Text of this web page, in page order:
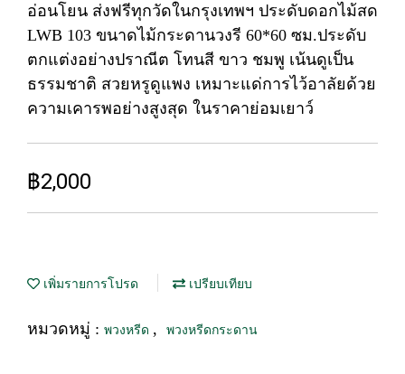
อ่อนโยน ส่งฟรีทุกวัดในกรุงเทพฯ ประดับดอกไม้สด
LWB 103 ขนาดไม้กระดานวงรี 60*60 ซม.ประดับ
ตกแต่งอย่างปราณีต โทนสี ขาว ชมพู เน้นดูเป็น
ธรรมชาติ สวยหรูดูแพง เหมาะแด่การไว้อาลัยด้วย
ความเคารพอย่างสูงสุด ในราคาย่อมเยาว์
฿2,000
เพิ่มรายการโปรด เปรียบเทียบ
หมวดหมู่ : พวงหรีด , พวงหรีดกระดาน